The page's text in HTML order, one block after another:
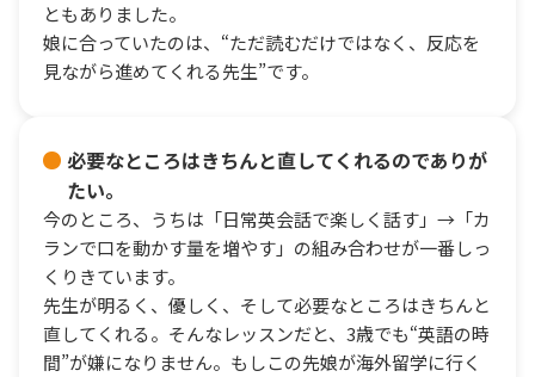
ともありました。
娘に合っていたのは、“ただ読むだけではなく、反応を
見ながら進めてくれる先生”です。
必要なところはきちんと直してくれるのでありが
たい。
今のところ、うちは「日常英会話で楽しく話す」→「カ
ランで口を動かす量を増やす」の組み合わせが一番しっ
くりきています。
先生が明るく、優しく、そして必要なところはきちんと
直してくれる。そんなレッスンだと、3歳でも“英語の時
間”が嫌になりません。もしこの先娘が海外留学に行く